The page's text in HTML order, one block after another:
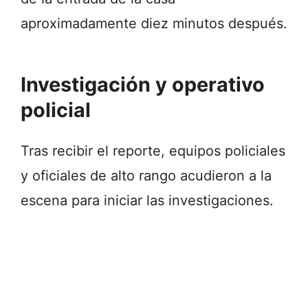
aproximadamente diez minutos después.
Investigación y operativo
policial
Tras recibir el reporte, equipos policiales
y oficiales de alto rango acudieron a la
escena para iniciar las investigaciones.